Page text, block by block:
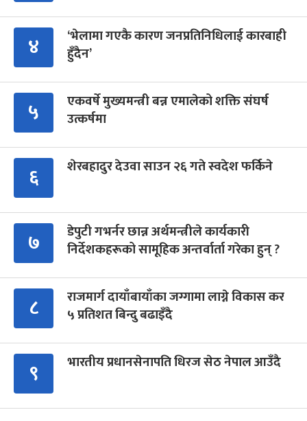
४
‘भेलामा गएकै कारण जनप्रतिनिधिलाई कारबाही
हुँदैन’
५
एकवर्षे मुख्यमन्त्री बन्न एमालेको शक्ति संघर्ष
उत्कर्षमा
६ शेरबहादुर देउवा साउन २६ गते स्वदेश फर्किने
७
डेपुटी गभर्नर छान्न अर्थमन्त्रीले कार्यकारी
निर्देशकहरूको सामूहिक अन्तर्वार्ता गरेका हुन् ?
८
राजमार्ग दायाँबायाँका जग्गामा लाग्ने विकास कर
५ प्रतिशत बिन्दु बढाइँदै
९ भारतीय प्रधानसेनापति धिरज सेठ नेपाल आउँदै